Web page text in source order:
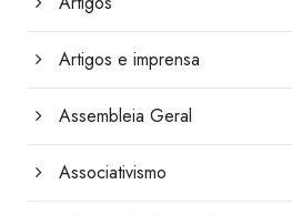
Artigos e imprensa
Assembleia Geral
Associativismo